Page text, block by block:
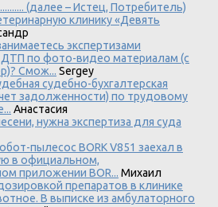
(далее – Истец, Потребитель)
клинику «Девять
экспертизами
ДТП по фото-видео материалам (с
Смож... Sergey
судебно-бухгалтерская
задолженности) по трудовому
Анастасия
нужна экспертиза для суда
пылесос BORK V851 заехал в
в официальном,
приложении BOR... Михаил
препаратов в клинике
В выписке из амбулаторного